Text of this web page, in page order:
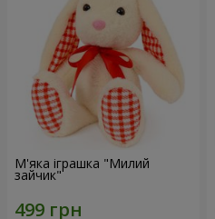
М'яка іграшка "Милий
зайчик"